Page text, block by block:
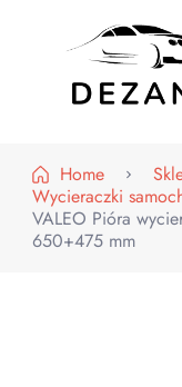
Home
Wycieraczki
VALEO Pióra
650+475 mm